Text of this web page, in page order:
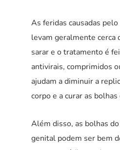
As feridas causadas
levam geralmente cerca
sarar e o tratamento é
antivirais, comprimidos
ajudam a diminuir a
corpo e a curar as
Além disso, as bolhas
genital podem ser bem